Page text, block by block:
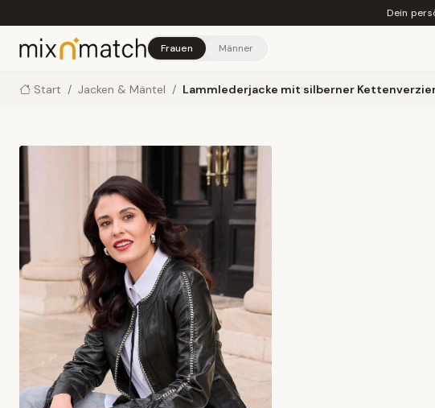
Dein
Frauen Männer
Start / Jacken & Mäntel / Lammlederjacke mit silberner